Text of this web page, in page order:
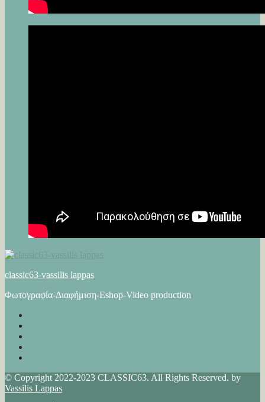
classic63-vassilis lappas
Φωτογραφία-Διαφήμιση-Eshop-Video production
© Copyright 2022-2023 CLASSIC63. All Rights Reserved. by
Vassilis Lappas